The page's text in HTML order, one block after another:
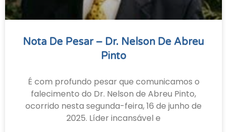
Nota De Pesar – Dr. Nelson De Abreu
Pinto
É com profundo pesar que comunicamos o
falecimento do Dr. Nelson de Abreu Pinto,
ocorrido nesta segunda-feira, 16 de junho de
2025. Líder incansável e